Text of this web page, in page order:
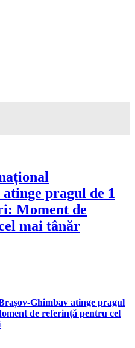
pragul de 1
Moment de
mai tânăr
atinge pragul
de referință pentru cel